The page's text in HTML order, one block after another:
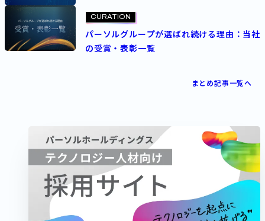
CURATION
パーソルグループが選ばれ続ける理由：当社
の受賞・表彰一覧
まとめ記事一覧へ